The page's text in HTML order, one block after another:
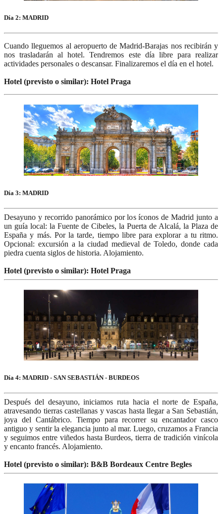
Día 2: MADRID
Cuando lleguemos al aeropuerto de Madrid-Barajas nos recibirán y
nos trasladarán al hotel. Tendremos este día libre para realizar
actividades personales o descansar. Finalizaremos el día en el hotel.
Hotel (previsto o similar): Hotel Praga
Día 3: MADRID
Desayuno y recorrido panorámico por los íconos de Madrid junto a
un guía local: la Fuente de Cibeles, la Puerta de Alcalá, la Plaza de
España y más. Por la tarde, tiempo libre para explorar a tu ritmo.
Opcional: excursión a la ciudad medieval de Toledo, donde cada
piedra cuenta siglos de historia. Alojamiento.
Hotel (previsto o similar): Hotel Praga
Día 4: MADRID - SAN SEBASTIÁN - BURDEOS
Después del desayuno, iniciamos ruta hacia el norte de España,
atravesando tierras castellanas y vascas hasta llegar a San Sebastián,
joya del Cantábrico. Tiempo para recorrer su encantador casco
antiguo y sentir la elegancia junto al mar. Luego, cruzamos a Francia
y seguimos entre viñedos hasta Burdeos, tierra de tradición vinícola
y encanto francés. Alojamiento.
Hotel (previsto o similar): B&B Bordeaux Centre Begles